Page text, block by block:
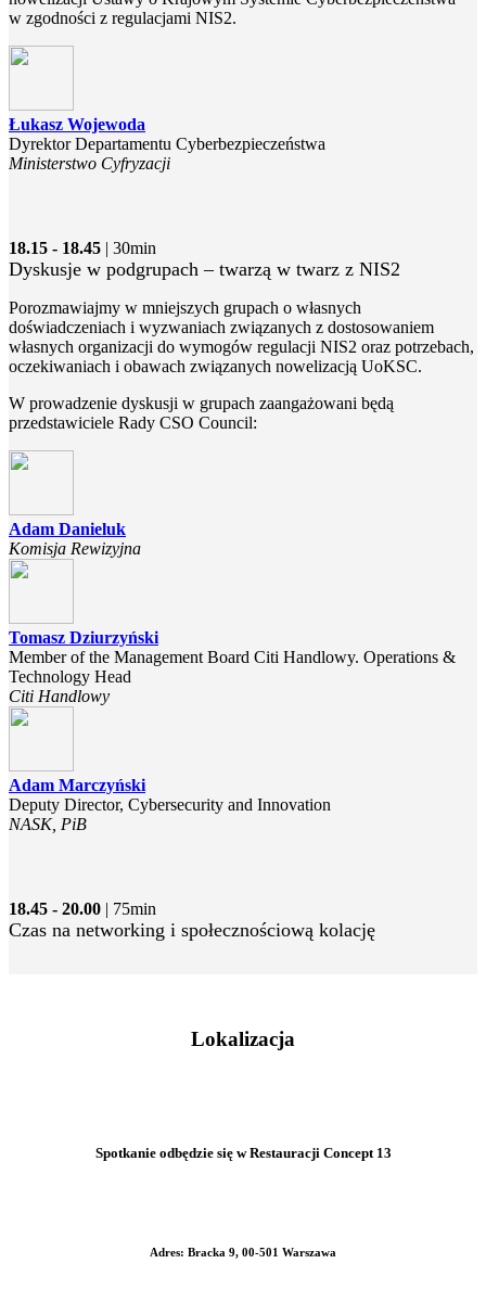
w zgodności z regulacjami NIS2.
Łukasz Wojewoda
Dyrektor Departamentu Cyberbezpieczeństwa
Ministerstwo Cyfryzacji
18.15 - 18.45 | 30min
Dyskusje w podgrupach – twarzą w twarz z NIS2
Porozmawiajmy w mniejszych grupach o własnych
doświadczeniach i wyzwaniach związanych z dostosowaniem
własnych organizacji do wymogów regulacji NIS2 oraz potrzebach,
oczekiwaniach i obawach związanych nowelizacją UoKSC.
W prowadzenie dyskusji w grupach zaangażowani będą
przedstawiciele Rady CSO Council:
Adam Danieluk
Komisja Rewizyjna
Tomasz Dziurzyński
Member of the Management Board Citi Handlowy. Operations &
Technology Head
Citi Handlowy
Adam Marczyński
Deputy Director, Cybersecurity and Innovation
NASK, PiB
18.45 - 20.00 | 75min
Czas na networking i społecznościową kolację
Lokalizacja
Spotkanie odbędzie się w Restauracji Concept 13
Adres: Bracka 9, 00-501 Warszawa